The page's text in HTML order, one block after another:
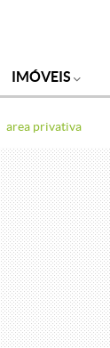
IMÓVEIS
area privativa